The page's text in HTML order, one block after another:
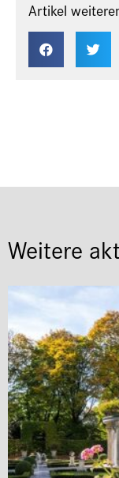
Artikel
Weitere